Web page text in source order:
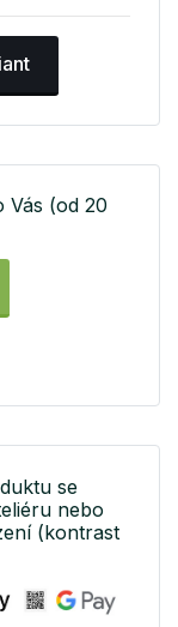
Vás (od 20
se
nebo
(kontrast